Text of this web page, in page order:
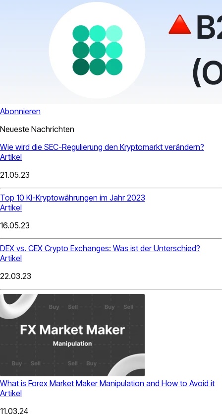
Abonnieren
Neueste Nachrichten
Wie wird die SEC-Regulierung den Kryptomarkt verändern?
Artikel
21.05.23
Top 10 KI-Kryptowährungen im Jahr 2023
Artikel
16.05.23
DEX vs. CEX Crypto Exchanges: Was ist der Unterschied?
Artikel
22.03.23
What is Forex Market Maker Manipulation and How to Avoid it
Artikel
11.03.24